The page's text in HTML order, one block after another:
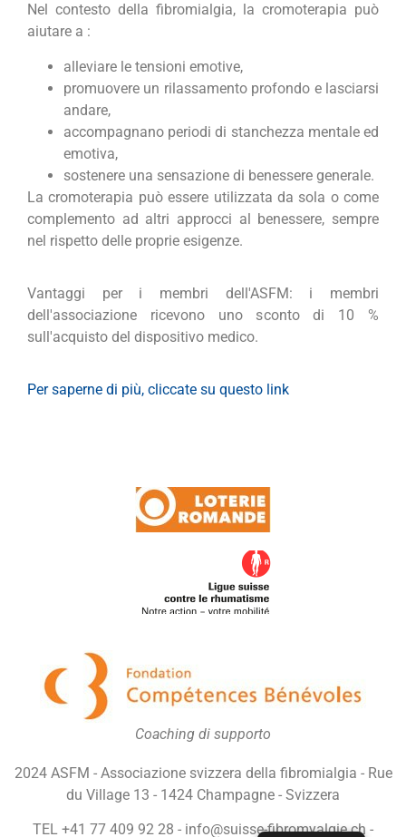
Nel contesto della fibromialgia, la cromoterapia può
aiutare a :
alleviare le tensioni emotive,
promuovere un rilassamento profondo e lasciarsi
andare,
accompagnano periodi di stanchezza mentale ed
emotiva,
sostenere una sensazione di benessere generale.
La cromoterapia può essere utilizzata da sola o come
complemento ad altri approcci al benessere, sempre
nel rispetto delle proprie esigenze.
Vantaggi per i membri dell'ASFM: i membri
dell'associazione ricevono uno sconto di 10 %
sull'acquisto del dispositivo medico.
Per saperne di più, cliccate su questo link
Coaching di supporto
2024 ASFM - Associazione svizzera della fibromialgia - Rue
du Village 13 - 1424 Champagne - Svizzera
TEL +41 77 409 92 28 - info@suisse-fibromyalgie.ch -